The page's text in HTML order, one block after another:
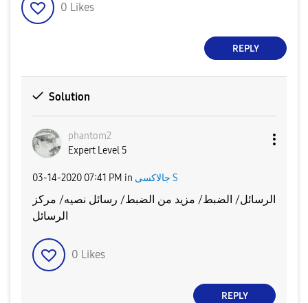
0 Likes
REPLY
Solution
phantom2
Expert Level 5
‎03-14-2020 07:41 PM in جالاكسى S
الرسائل/ الضبط/ مزيد من الضبط/ رسائل نصيه/ مركز
الرسائل
0 Likes
REPLY